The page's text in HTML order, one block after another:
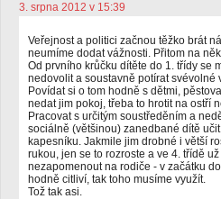
3. srpna 2012 v 15:39
Veřejnost a politici začnou těžko brát
neumíme dodat vážnosti. Přitom na
Od prvního krůčku dítěte do 1. třídy se
nedovolit a soustavně potírat
Povídat si o tom hodně s dětmi,
nedat jim pokoj, třeba to hrotit na ostří
Pracovat s určitým soustředěním a
sociálně (většinou) zanedbané dítě
kapesníku. Jakmile jim drobné i větší
rukou, jen se to rozroste a ve 4. třídě
nezapomenout na rodiče - v začátku
hodně citliví, tak toho musíme využít.
Tož tak asi.